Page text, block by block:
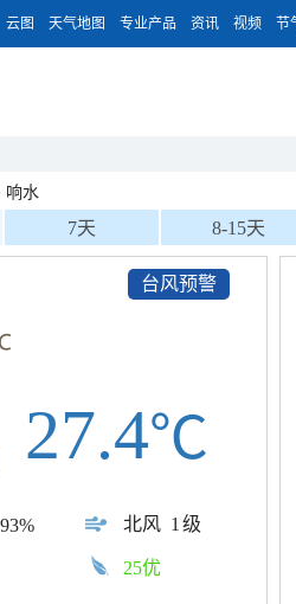
云图 天气地图 专业产品 资讯 视频 节
响水
7天 8-15天
93% 北风 1级
27.4℃
25优
台风预警